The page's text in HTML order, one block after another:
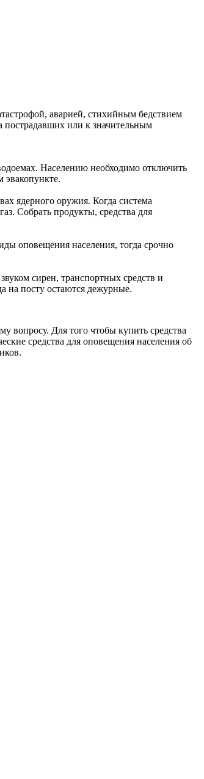
аварией, стихийным бедствием
или к значительным
Населению необходимо отключить
эвакопункте.
ядерного оружия. Когда система
Собрать продукты, средства для
оповещения населения, тогда срочно
сирен, транспортных средств и
на посту остаются дежурные.
вопросу. Для того чтобы купить средства
средства для оповещения населения об